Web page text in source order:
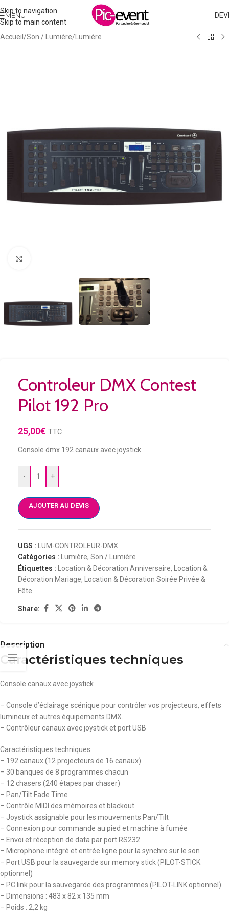
Skip to navigation
Skip to main content
MENU
Accueil /Son / Lumière/ Lumière
Controleur DMX Contest
Pilot 192 Pro
25,00€ TTC
Console dmx 192 canaux avec joystick
- +
AJOUTER AU DEVIS
UGS : LUM-CONTROLEUR-DMX
Catégories : Lumière, Son / Lumière
Étiquettes : Location & Décoration Anniversaire, Location &
Décoration Mariage, Location & Décoration Soirée Privée &
Fête
Share:
Description
Caractéristiques techniques
Console canaux avec joystick
– Console d’éclairage scénique pour contrôler vos projecteurs, effets
lumineux et autres équipements DMX.
– Contrôleur canaux avec joystick et port USB
Caractéristiques techniques :
– 192 canaux (12 projecteurs de 16 canaux)
– 30 banques de 8 programmes chacun
– 12 chasers (240 étapes par chaser)
– Pan/Tilt Fade Time
– Contrôle MIDI des mémoires et blackout
– Joystick assignable pour les mouvements Pan/Tilt
– Connexion pour commande au pied et machine à fumée
– Envoi et réception de data par port RS232
– Microphone intégré et entrée ligne pour la synchro sur le son
– Port USB pour la sauvegarde sur memory stick (PILOT-STICK
optionnel)
– PC link pour la sauvegarde des programmes (PILOT-LINK optionnel)
– Dimensions : 483 x 82 x 135 mm
– Poids : 2,2 kg